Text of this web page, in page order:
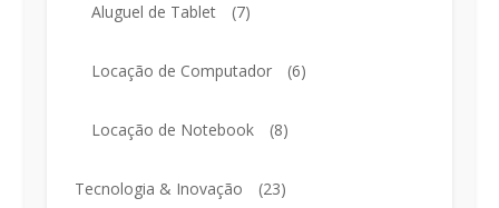
Aluguel de Tablet (7)
Locação de Computador (6)
Locação de Notebook (8)
Tecnologia & Inovação (23)